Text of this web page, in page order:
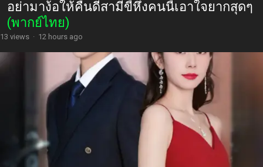
อย่ามาง้อให้คืนดีสามีขี้หึงคนนี้เอาใจยากสุดๆ
(พากย์ไทย)
13 views · 12 hours ago